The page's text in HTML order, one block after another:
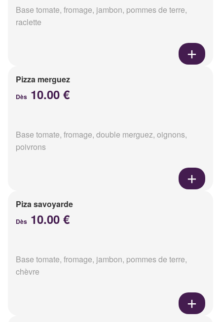
Base tomate, fromage, jambon, pommes de terre,
raclette
Pizza merguez
Dès 10.00 €
Base tomate, fromage, double merguez, oignons,
poivrons
Piza savoyarde
Dès 10.00 €
Base tomate, fromage, jambon, pommes de terre,
chèvre